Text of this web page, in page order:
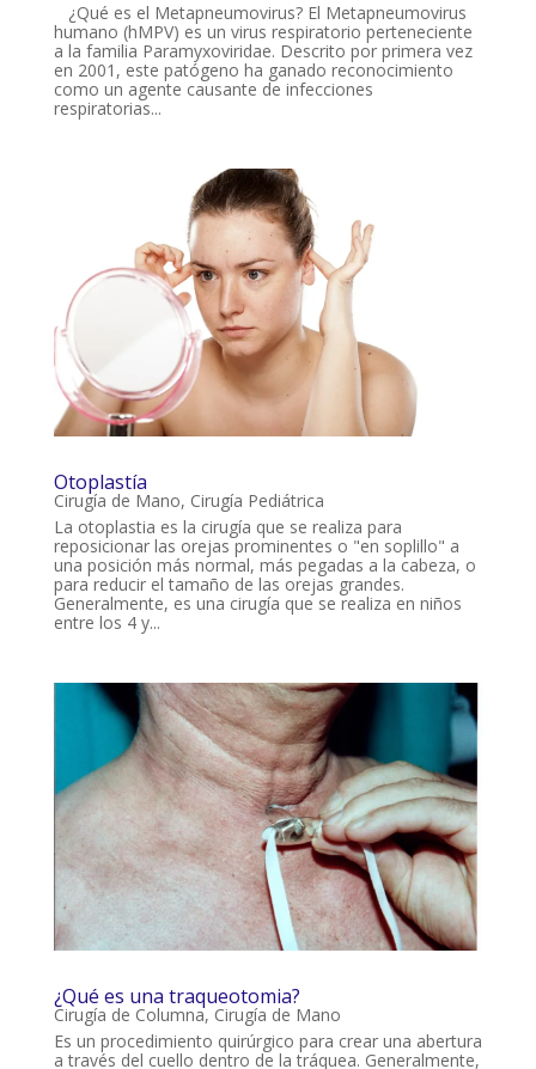
¿Qué es el Metapneumovirus? El Metapneumovirus
humano (hMPV) es un virus respiratorio perteneciente
a la familia Paramyxoviridae. Descrito por primera vez
en 2001, este patógeno ha ganado reconocimiento
como un agente causante de infecciones
respiratorias...
Otoplastía
Cirugía de Mano, Cirugía Pediátrica
La otoplastia es la cirugía que se realiza para
reposicionar las orejas prominentes o "en soplillo" a
una posición más normal, más pegadas a la cabeza, o
para reducir el tamaño de las orejas grandes.
Generalmente, es una cirugía que se realiza en niños
entre los 4 y...
¿Qué es una traqueotomia?
Cirugía de Columna, Cirugía de Mano
Es un procedimiento quirúrgico para crear una abertura
a través del cuello dentro de la tráquea. Generalmente,